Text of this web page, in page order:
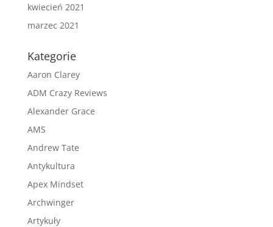
kwiecień 2021
marzec 2021
Kategorie
Aaron Clarey
ADM Crazy Reviews
Alexander Grace
AMS
Andrew Tate
Antykultura
Apex Mindset
Archwinger
Artykuły